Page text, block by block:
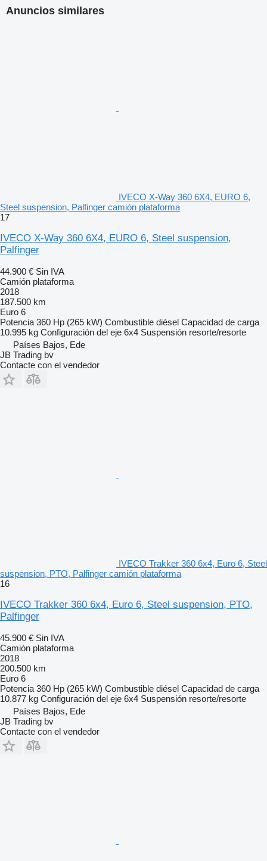
Anuncios similares
IVECO X-Way 360 6X4, EURO 6,
Steel suspension, Palfinger camión plataforma
17
IVECO X-Way 360 6X4, EURO 6, Steel suspension,
Palfinger
44.900 € Sin IVA
Camión plataforma
2018
187.500 km
Euro 6
Potencia 360 Hp (265 kW) Combustible diésel Capacidad de carga
10.995 kg Configuración del eje 6x4 Suspensión resorte/resorte
Países Bajos, Ede
JB Trading bv
Contacte con el vendedor
IVECO Trakker 360 6x4, Euro 6, Steel
suspension, PTO, Palfinger camión plataforma
16
IVECO Trakker 360 6x4, Euro 6, Steel suspension, PTO,
Palfinger
45.900 € Sin IVA
Camión plataforma
2018
200.500 km
Euro 6
Potencia 360 Hp (265 kW) Combustible diésel Capacidad de carga
10.877 kg Configuración del eje 6x4 Suspensión resorte/resorte
Países Bajos, Ede
JB Trading bv
Contacte con el vendedor